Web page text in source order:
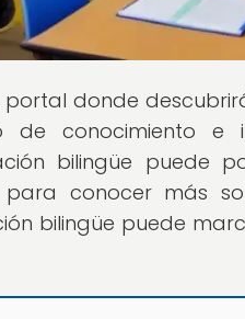
portal donde
de conocimiento e
bilingüe puede
conocer más
bilingüe puede